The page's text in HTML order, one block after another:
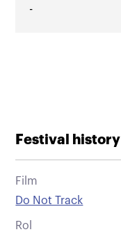
-
Festival history
Film
Do Not Track
Rol